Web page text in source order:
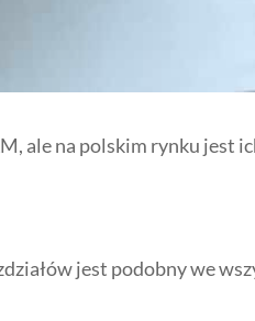
ale na polskim rynku jest
jest podobny we